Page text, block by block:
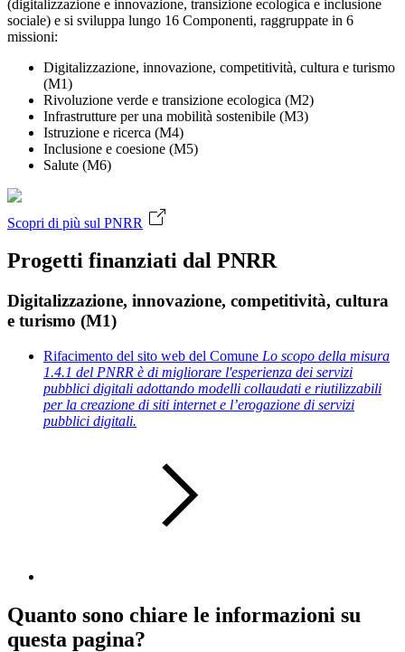
(digitalizzazione e innovazione, transizione ecologica e inclusione
sociale) e si sviluppa lungo 16 Componenti, raggruppate in 6
missioni:
Digitalizzazione, innovazione, competitività, cultura e turismo
(M1)
Rivoluzione verde e transizione ecologica (M2)
Infrastrutture per una mobilità sostenibile (M3)
Istruzione e ricerca (M4)
Inclusione e coesione (M5)
Salute (M6)
Scopri di più sul PNRR
Progetti finanziati dal PNRR
Digitalizzazione, innovazione, competitività, cultura
e turismo (M1)
Rifacimento del sito web del Comune Lo scopo della misura
1.4.1 del PNRR è di migliorare l'esperienza dei servizi
pubblici digitali adottando modelli collaudati e riutilizzabili
per la creazione di siti internet e l’erogazione di servizi
pubblici digitali.
Quanto sono chiare le informazioni su
questa pagina?